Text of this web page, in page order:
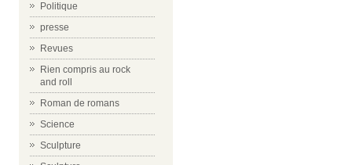
Politique
presse
Revues
Rien compris au rock
and roll
Roman de romans
Science
Sculpture